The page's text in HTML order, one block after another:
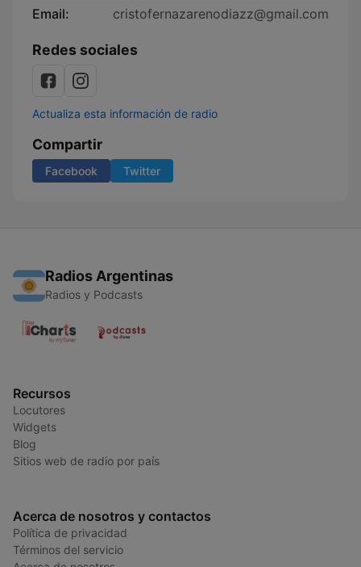
Email:
cristofernazarenodiazz@gmail.com
Redes sociales
Actualiza esta información de radio
Compartir
Facebook Twitter
Radios Argentinas
Radios y Podcasts
Recursos
Locutores
Widgets
Blog
Sitios web de radio por país
Acerca de nosotros y contactos
Política de privacidad
Términos del servicio